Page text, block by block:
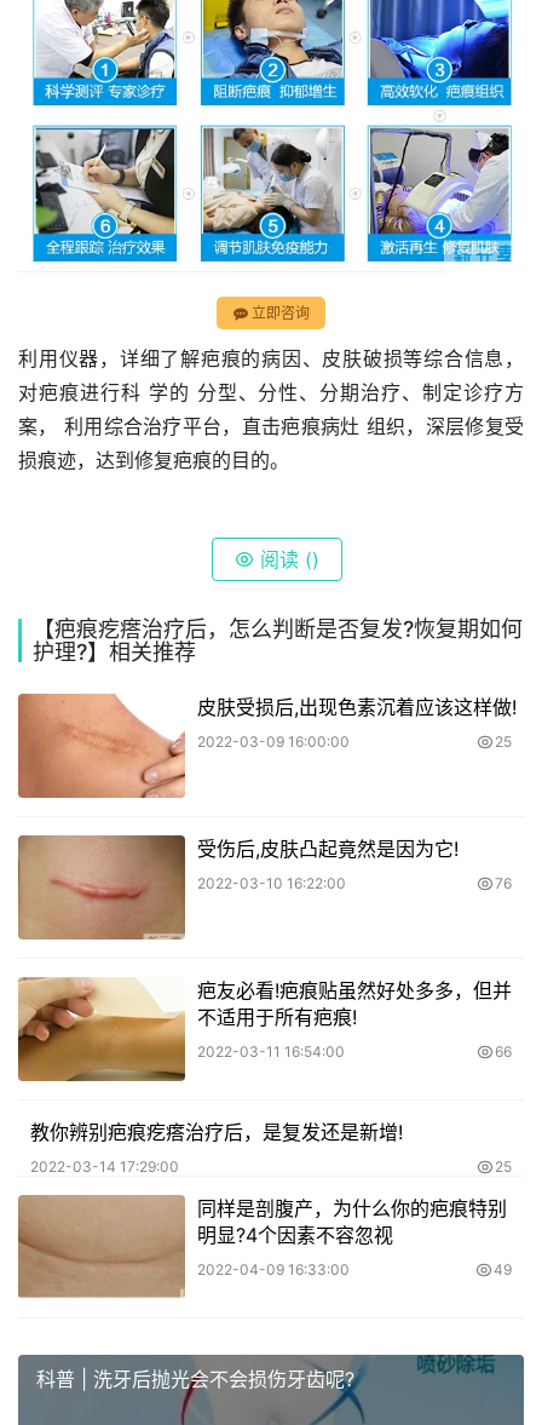
立即咨询
利用仪器，详细了解疤痕的病因、皮肤破损等综合信息，
对疤痕进行科 学的 分型、分性、分期治疗、制定诊疗方
案， 利用综合治疗平台，直击疤痕病灶 组织，深层修复受
损痕迹，达到修复疤痕的目的。
阅读 ()
【疤痕疙瘩治疗后，怎么判断是否复发?恢复期如何
护理?】相关推荐
皮肤受损后,出现色素沉着应该这样做!
2022-03-09 16:00:00 25
受伤后,皮肤凸起竟然是因为它!
2022-03-10 16:22:00 76
疤友必看!疤痕贴虽然好处多多，但并
不适用于所有疤痕!
2022-03-11 16:54:00 66
​教你辨别疤痕疙瘩治疗后，是复发还是新增!
2022-03-14 17:29:00 25
同样是剖腹产，为什么你的疤痕特别
明显?4个因素不容忽视
2022-04-09 16:33:00 49
科普 | 洗牙后抛光会不会损伤牙齿呢?